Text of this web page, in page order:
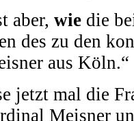
aber, wie die
des zu den
aus Köln.“
jetzt mal die
Meisner